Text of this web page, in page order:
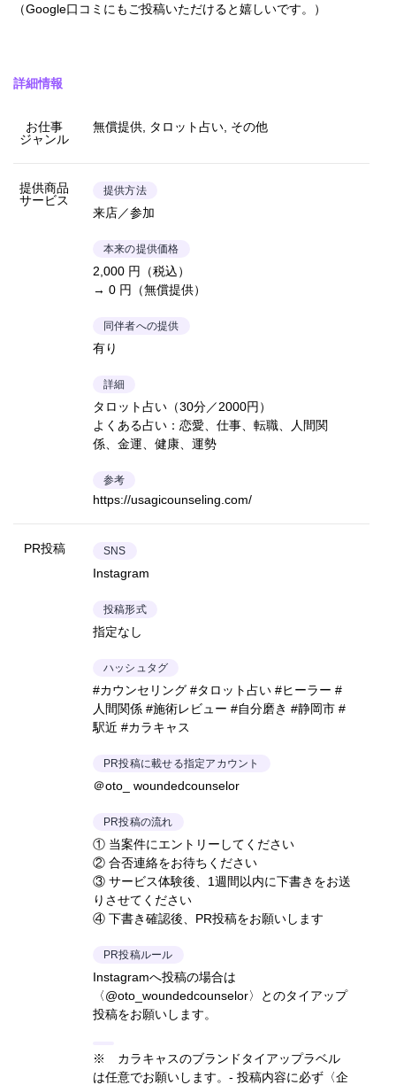
（Google口コミにもご投稿いただけると嬉しいです。）
詳細情報
お仕事
ジャンル
無償提供, タロット占い, その他
提供商品
サービス
提供方法
来店／参加
本来の提供価格
2,000 円（税込）
→ 0 円（無償提供）
同伴者への提供
有り
詳細
タロット占い（30分／2000円）
よくある占い：恋愛、仕事、転職、人間関
係、金運、健康、運勢
参考
https://usagicounseling.com/
PR投稿 SNS
Instagram
投稿形式
指定なし
ハッシュタグ
#カウンセリング #タロット占い #ヒーラー #
人間関係 #施術レビュー #自分磨き #静岡市 #
駅近 #カラキャス
PR投稿に載せる指定アカウント
＠oto_ woundedcounselor
PR投稿の流れ
① 当案件にエントリーしてください
② 合否連絡をお待ちください
③ サービス体験後、1週間以内に下書きをお送
りさせてください
④ 下書き確認後、PR投稿をお願いします
PR投稿ルール
Instagramへ投稿の場合は
〈@oto_woundedcounselor〉とのタイアップ
投稿をお願いします。
※ カラキャスのブランドタイアップラベル
は任意でお願いします。- 投稿内容に必ず〈企